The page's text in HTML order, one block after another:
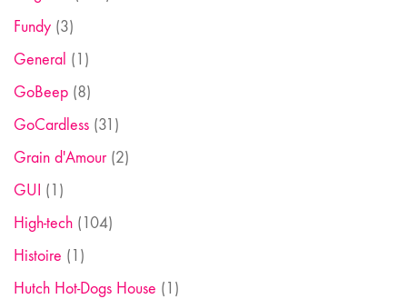
Fundy (3)
General (1)
GoBeep (8)
GoCardless (31)
Grain d'Amour(2)
GUI (1)
High-tech (104)
Histoire (1)
Hutch Hot-Dogs House (1)